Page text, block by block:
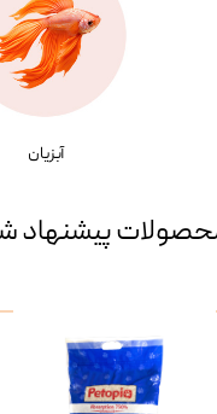
آبزیان
پیشنهاد